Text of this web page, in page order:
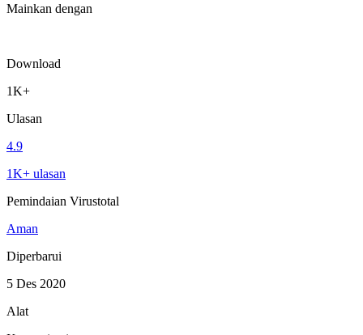
Mainkan dengan
Download
1K+
Ulasan
4.9
1K+ ulasan
Pemindaian Virustotal
Aman
Diperbarui
5 Des 2020
Alat